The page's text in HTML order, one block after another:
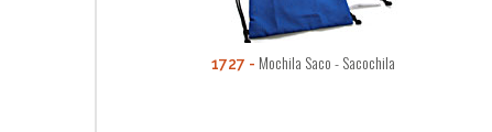
1727 Mochila Saco - Sacochila